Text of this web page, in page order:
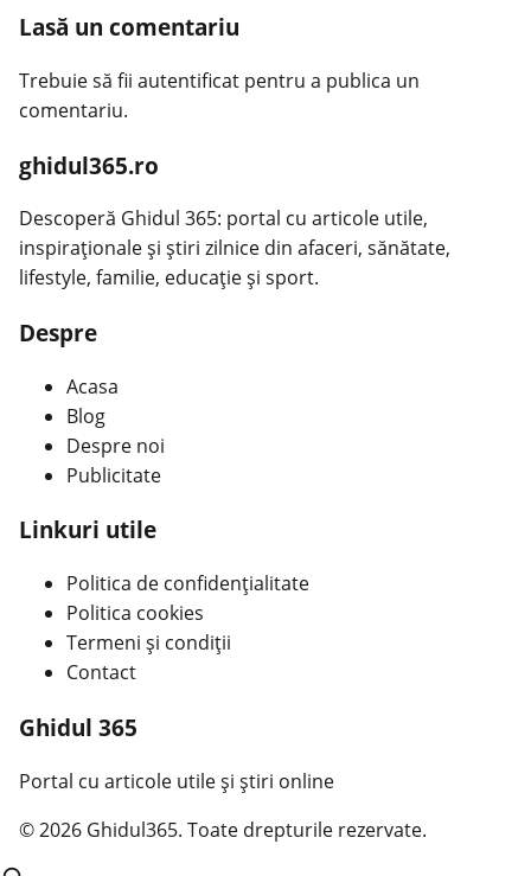
Lasă un comentariu
Trebuie să fii autentificat pentru a publica un
comentariu.
ghidul365.ro
Descoperă Ghidul 365: portal cu articole utile,
inspiraționale și știri zilnice din afaceri, sănătate,
lifestyle, familie, educație și sport.
Despre
Acasa
Blog
Despre noi
Publicitate
Linkuri utile
Politica de confidențialitate
Politica cookies
Termeni și condiții
Contact
Ghidul 365
Portal cu articole utile și știri online
© 2026 Ghidul365. Toate drepturile rezervate.